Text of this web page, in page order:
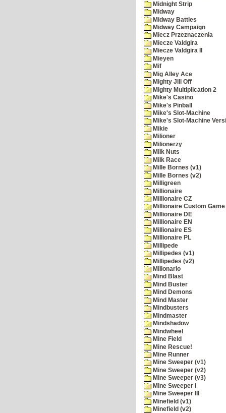
Midnight Strip
Midway
Midway Battles
Midway Campaign
Miecz Przeznaczenia
Miecze Valdgira
Miecze Valdgira II
Mieyen
Mif
Mig Alley Ace
Mighty Jill Off
Mighty Multiplication 2
Mike's Casino
Mike's Pinball
Mike's Slot-Machine
Mike's Slot-Machine
Mikie
Milioner
Milionerzy
Milk Nuts
Milk Race
Mille Bornes (v1)
Mille Bornes (v2)
Milligreen
Millionaire
Millionaire CZ
Millionaire Custom
Millionaire DE
Millionaire EN
Millionaire ES
Millionaire PL
Millipede
Millipedes (v1)
Millipedes (v2)
Millonario
Mind Blast
Mind Buster
Mind Demons
Mind Master
Mindbusters
Mindmaster
Mindshadow
Mindwheel
Mine Field
Mine Rescue!
Mine Runner
Mine Sweeper (v1)
Mine Sweeper (v2)
Mine Sweeper (v3)
Mine Sweeper I
Mine Sweeper III
Minefield (v1)
Minefield (v2)